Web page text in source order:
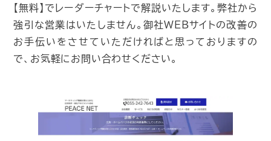
【無料】でレーダーチャートで解説いたします。弊社から
強引な営業はいたしません。御社WEBサイトの改善の
お手伝いをさせていただければと思っておりますの
で、お気軽にお問い合わせください。